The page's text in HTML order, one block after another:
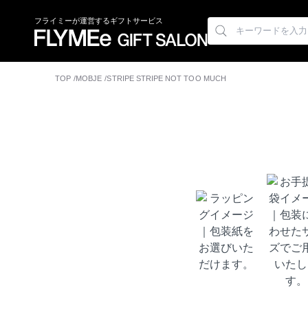
フライミーが運営するギフトサービス
TOP MOBJE STRIPE STRIPE NOT TOO MUCH